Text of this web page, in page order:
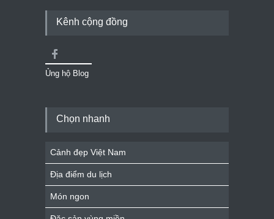
Kênh cộng đồng
Ủng hộ Blog
Chọn nhanh
Cảnh đẹp Việt Nam
Địa điểm du lịch
Món ngon